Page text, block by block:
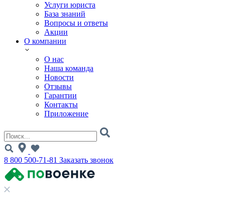
Услуги юриста
База знаний
Вопросы и ответы
Акции
О компании
О нас
Наша команда
Новости
Отзывы
Гарантии
Контакты
Приложение
8 800 500-71-81 Заказать звонок